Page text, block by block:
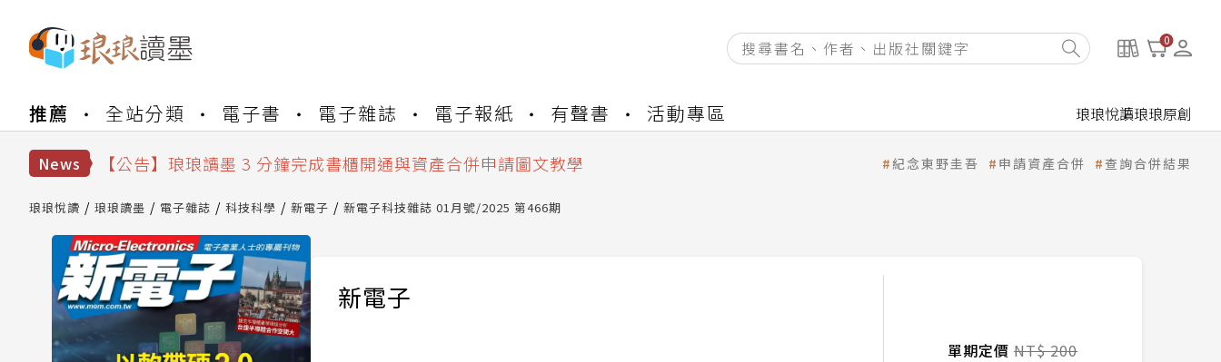
0
推薦 全站分類 電子書 電子雜誌 電子報紙 有聲書 活動專區 琅琅悅讀琅琅原創
News
【公告】琅琅讀墨數位閱讀資產合併與書櫃開通申請
【公告】琅琅讀墨 3 分鐘完成書櫃開通與資產合併申請圖文教學
【公告】琅琅讀墨數位閱讀資產合併與書櫃開通申請
紀念東野圭吾 申請資產合併 查詢合併結果
琅琅悅讀 琅琅讀墨 電子雜誌 科技科學 新電子 新電子科技雜誌 01月號/2025 第466期
新電子
單期定價 NT$ 200